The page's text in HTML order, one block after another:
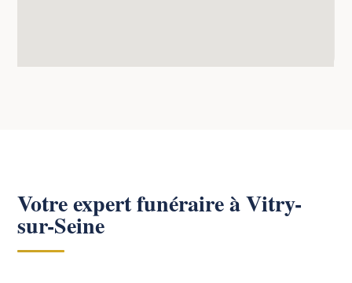
Votre expert funéraire à Vitry-
sur-Seine